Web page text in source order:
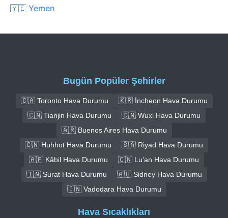
🇾🇪 Yemen
Bugün Popüler Şehirler
🇨🇦 Toronto Hava Durumu
🇰🇷 İncheon Hava Durumu
🇨🇳 Tianjin Hava Durumu
🇨🇳 Wuxi Hava Durumu
🇦🇷 Buenos Aires Hava Durumu
🇨🇳 Huhhot Hava Durumu
🇸🇦 Riyad Hava Durumu
🇦🇫 Kâbil Hava Durumu
🇨🇳 Lu’an Hava Durumu
🇮🇳 Surat Hava Durumu
🇦🇺 Sidney Hava Durumu
🇮🇳 Vadodara Hava Durumu
Hava Sıcaklıkları